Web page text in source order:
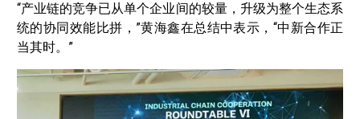
“产业链的竞争已从单个企业间的较量，升级为整个生态系
统的协同效能比拼，”黄海鑫在总结中表示，“中新合作正
当其时。”